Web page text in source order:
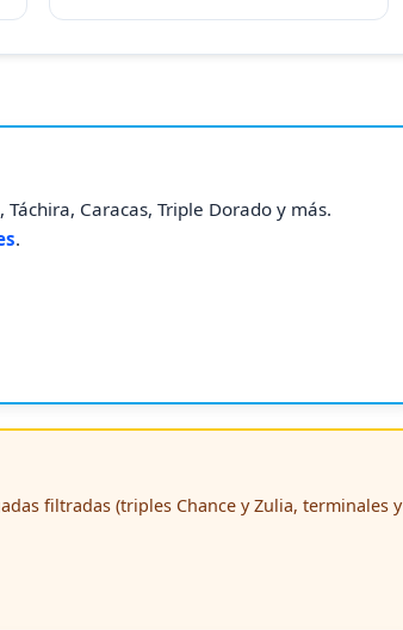
Caracas, Triple Dorado y más.
.
filtradas (triples Chance y Zulia, terminales y